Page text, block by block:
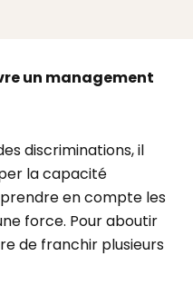
un management
discriminations, il
la capacité
en compte les
force. Pour aboutir
de franchir plusieurs